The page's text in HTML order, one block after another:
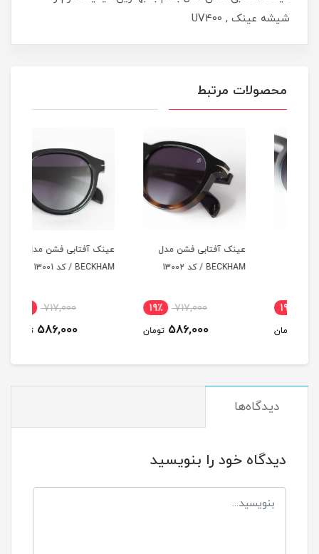
شیشه عینک , UV400
محصولات مرتبط
عینک آفتابی فشن مدل
BECKHAM / کد 13002
717,000 19٪
586,000 تومان
عینک آفتابی فشن مدل
BECKHAM / کد 13001
717,000 19٪
586,000 تومان
دیدگاه‌ها
دیدگاه خود را بنویسید